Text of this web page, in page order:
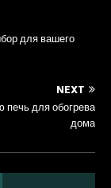
для вашего
NEXT
печь для обогрева
дома